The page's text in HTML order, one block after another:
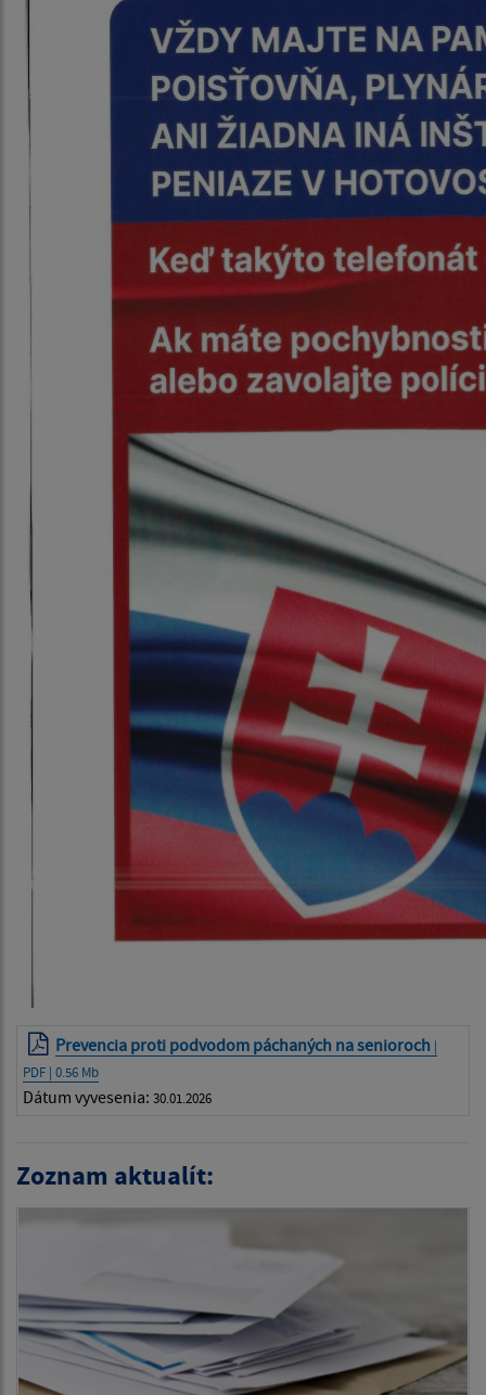
Prevencia proti podvodom páchaných na senioroch |
PDF | 0.56 Mb
Dátum vyvesenia: 30.01.2026
Zoznam aktualít: